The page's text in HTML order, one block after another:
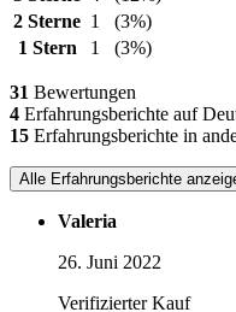
2 Sterne 1
(3%)
1 Stern
1 (3%)
31 Bewertungen
4 Erfahrungsberichte auf
15 Erfahrungsberichte in
Alle Erfahrungsberichte
Valeria
26. Juni 2022
Verifizierter Kauf